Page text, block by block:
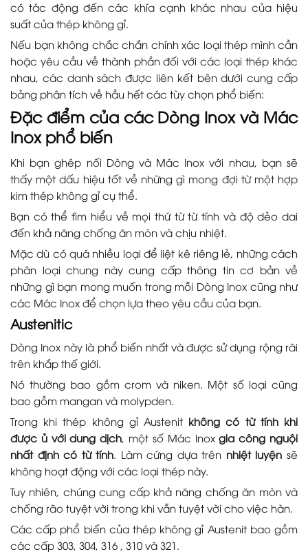
có tác động đến các khía cạnh khác nhau của hiệu
suất của thép không gỉ.
Nếu bạn không chắc chắn chính xác loại thép mình cần
hoặc yêu cầu về thành phần đối với các loại thép khác
nhau, các danh sách được liên kết bên dưới cung cấp
bảng phân tích về hầu hết các tùy chọn phổ biến:
Đặc điểm của các Dòng Inox và Mác
Inox phổ biến
Khi bạn ghép nối Dòng và Mác Inox với nhau, bạn sẽ
thấy một dấu hiệu tốt về những gì mong đợi từ một hợp
kim thép không gỉ cụ thể.
Bạn có thể tìm hiểu về mọi thứ từ từ tính và độ dẻo dai
đến khả năng chống ăn mòn và chịu nhiệt.
Mặc dù có quá nhiều loại để liệt kê riêng lẻ, những cách
phân loại chung này cung cấp thông tin cơ bản về
những gì bạn mong muốn trong mỗi Dòng Inox cũng như
các Mác Inox để chọn lựa theo yêu cầu của bạn.
Austenitic
Dòng Inox này là phổ biến nhất và được sử dụng rộng rãi
trên khắp thế giới.
Nó thường bao gồm crom và niken. Một số loại cũng
bao gồm mangan và molypden.
Trong khi thép không gỉ Austenit không có từ tính khi
được ủ với dung dịch, một số Mác Inoxgia công nguội
nhất định có từ tính. Làm cứng dựa trên nhiệt luyện sẽ
không hoạt động với các loại thép này.
Tuy nhiên, chúng cung cấp khả năng chống ăn mòn và
chống rão tuyệt vời trong khi vẫn tuyệt vời cho việc hàn.
Các cấp phổ biến của thép không gỉ Austenit bao gồm
các cấp 303, 304, 316 , 310 và 321.